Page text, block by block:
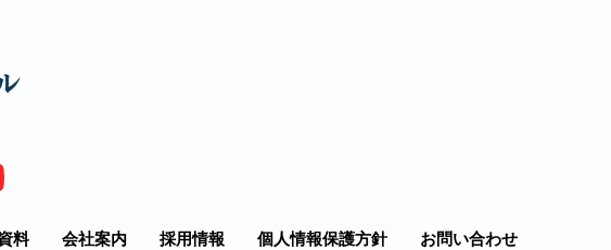
料 会社案内 採用情報 個人情報保護方針 お問い合わせ